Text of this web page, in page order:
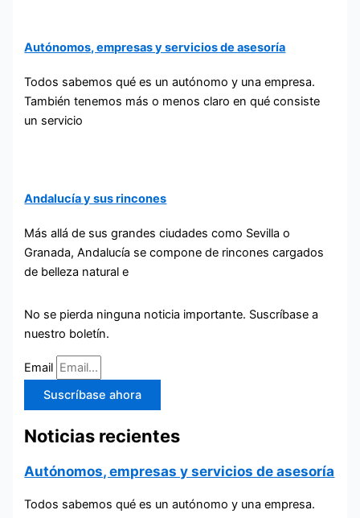
Autónomos, empresas y servicios de asesoría
Todos sabemos qué es un autónomo y una empresa.
También tenemos más o menos claro en qué consiste
un servicio
Andalucía y sus rincones
Más allá de sus grandes ciudades como Sevilla o
Granada, Andalucía se compone de rincones cargados
de belleza natural e
No se pierda ninguna noticia importante. Suscríbase a
nuestro boletín.
Email
Suscríbase ahora
Noticias recientes
Autónomos, empresas y servicios de asesoría
Todos sabemos qué es un autónomo y una empresa.